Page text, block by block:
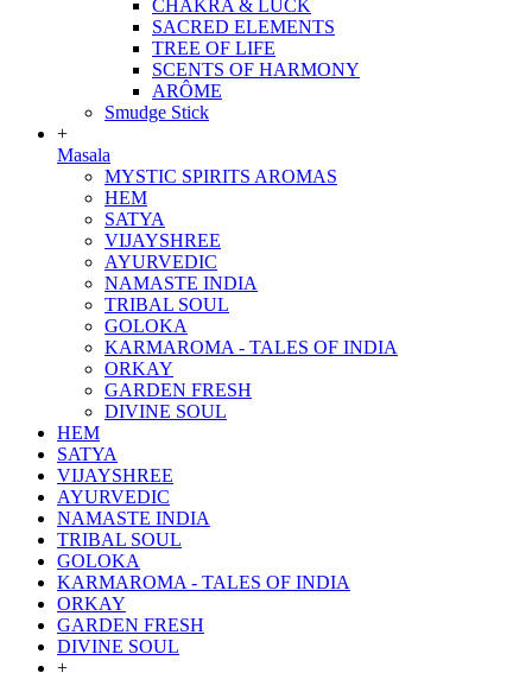
CHAKRA & LUCK
SACRED ELEMENTS
TREE OF LIFE
SCENTS OF HARMONY
ARÔME
Smudge Stick
+
Masala
MYSTIC SPIRITS AROMAS
HEM
SATYA
VIJAYSHREE
AYURVEDIC
NAMASTE INDIA
TRIBAL SOUL
GOLOKA
KARMAROMA - TALES OF INDIA
ORKAY
GARDEN FRESH
DIVINE SOUL
HEM
SATYA
VIJAYSHREE
AYURVEDIC
NAMASTE INDIA
TRIBAL SOUL
GOLOKA
KARMAROMA - TALES OF INDIA
ORKAY
GARDEN FRESH
DIVINE SOUL
+